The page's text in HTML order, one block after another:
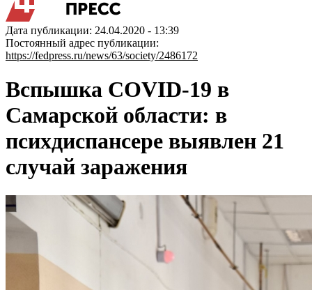
Дата публикации: 24.04.2020 - 13:39
Постоянный адрес публикации:
https://fedpress.ru/news/63/society/2486172
Вспышка COVID-19 в
Самарской области: в
психдиспансере выявлен 21
случай заражения